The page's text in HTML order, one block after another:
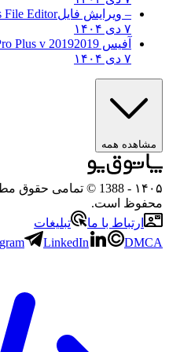
– ویرایش فایلFile Editor+
۷ دی ۱۴۰۴
آفیس 2019 2019 Microsoft Office 2019 Pro Plus v
۷ دی ۱۴۰۴
مشاهده همه
۱۴۰۵
- 1388 © تمامی
محفوظ است.
ارتباط با ما
تبلیغات
LinkedIn DMCA